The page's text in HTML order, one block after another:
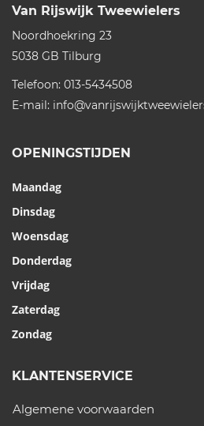
Van Rijswijk Tweewielers
Noordhoekring 23
5038 GB Tilburg
Telefoon: 013-5434508
E-mail:
OPENINGSTIJDEN
Maandag
Dinsdag
Woensdag
Donderdag
Vrijdag
Zaterdag
Zondag
KLANTENSERVICE
Algemene voorwaarden